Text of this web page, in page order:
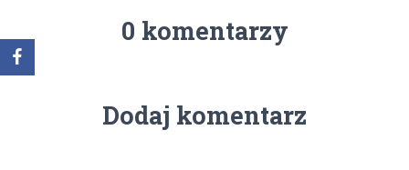
0 komentarzy
Dodaj komentarz